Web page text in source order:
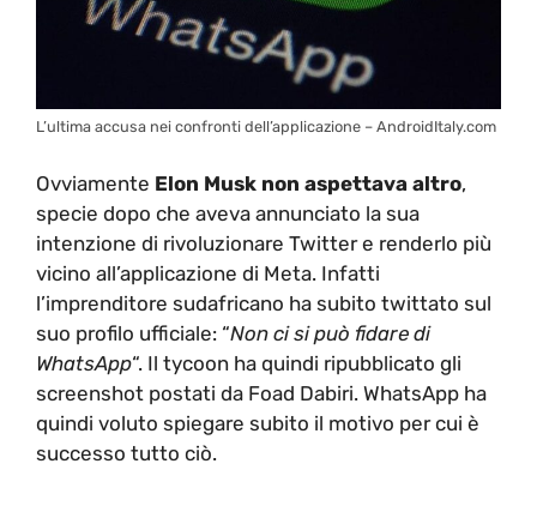
L’ultima accusa nei confronti dell’applicazione – AndroidItaly.com
Ovviamente Elon Musk non aspettava altro,
specie dopo che aveva annunciato la sua
intenzione di rivoluzionare Twitter e renderlo più
vicino all’applicazione di Meta. Infatti
l’imprenditore sudafricano ha subito twittato sul
suo profilo ufficiale: “Non ci si può fidare di
WhatsApp“. Il tycoon ha quindi ripubblicato gli
screenshot postati da Foad Dabiri. WhatsApp ha
quindi voluto spiegare subito il motivo per cui è
successo tutto ciò.